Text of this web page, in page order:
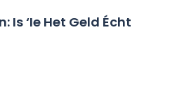
Is ‘ie Het Geld Écht